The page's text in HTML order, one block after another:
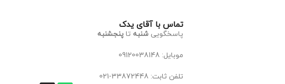
تماس با آقای یدک
پاسخگویی شنبه تا پنجشنبه
موبایل: 09120038148
تلفن ثابت: 33872448-021